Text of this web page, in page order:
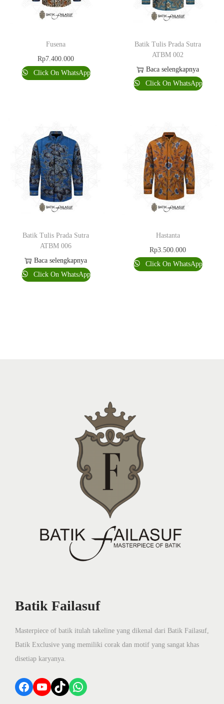
Fusena
Rp7.400.000
Click On WhatsApp
Batik Tulis Prada Sutra
ATBM 002
Baca selengkapnya
Click On WhatsApp
Batik Tulis Prada Sutra
ATBM 006
Baca selengkapnya
Click On WhatsApp
Hastanta
Rp3.500.000
Click On WhatsApp
Batik Failasuf
Masterpiece of batik itulah takeline yang dikenal dari Batik Failasuf,
Batik Exclusive yang memiliki corak dan motif yang sangat khas
disetiap karyanya.
Facebook YouTube TikTok WhatsApp